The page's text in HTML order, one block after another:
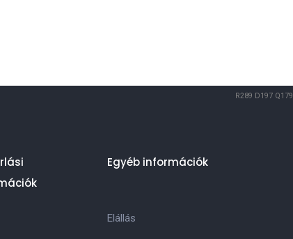
R289 D197 Q179
Egyéb információk
Elállás